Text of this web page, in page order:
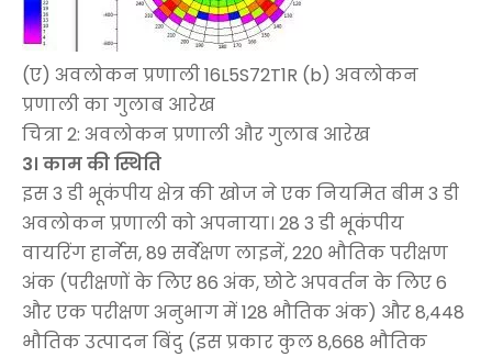
(ए) अवलोकन प्रणाली 16L5S72T1R (b) अवलोकन
प्रणाली का गुलाब आरेख
चित्रा 2: अवलोकन प्रणाली और गुलाब आरेख
3। काम की स्थिति
इस 3 डी भूकंपीय क्षेत्र की खोज ने एक नियमित बीम 3 डी
अवलोकन प्रणाली को अपनाया। 28 3 डी भूकंपीय
वायरिंग हार्नेस, 89 सर्वेक्षण लाइनें, 220 भौतिक परीक्षण
अंक (परीक्षणों के लिए 86 अंक, छोटे अपवर्तन के लिए 6
और एक परीक्षण अनुभाग में 128 भौतिक अंक) और 8,448
भौतिक उत्पादन बिंदु (इस प्रकार कुल 8,668 भौतिक